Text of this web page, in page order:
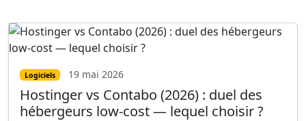
Logiciels 19 mai 2026
Hostinger vs Contabo (2026) : duel des
hébergeurs low-cost — lequel choisir ?